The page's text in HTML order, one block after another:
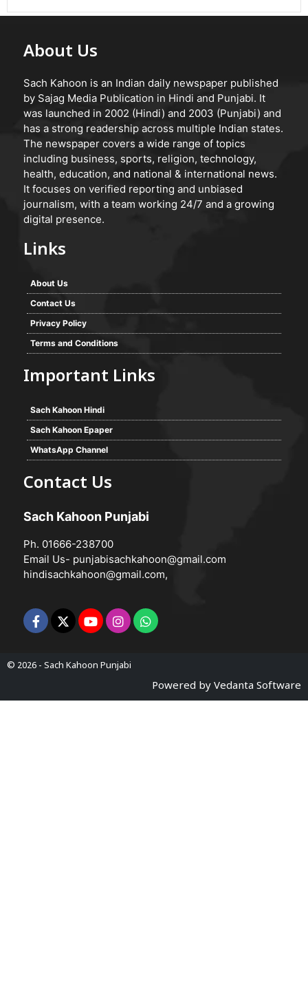
About Us
Sach Kahoon is an Indian daily newspaper published
by Sajag Media Publication in Hindi and Punjabi. It
was launched in 2002 (Hindi) and 2003 (Punjabi) and
has a strong readership across multiple Indian states.
The newspaper covers a wide range of topics
including business, sports, religion, technology,
health, education, and national & international news.
It focuses on verified reporting and unbiased
journalism, with a team working 24/7 and a growing
digital presence.
Links
About Us
Contact Us
Privacy Policy
Terms and Conditions
Important Links
Sach Kahoon Hindi
Sach Kahoon Epaper
WhatsApp Channel
Contact Us
Sach Kahoon Punjabi
Ph. 01666-238700
Email Us- punjabisachkahoon@gmail.com
hindisachkahoon@gmail.com,
© 2026 - Sach Kahoon Punjabi
Powered by Vedanta Software